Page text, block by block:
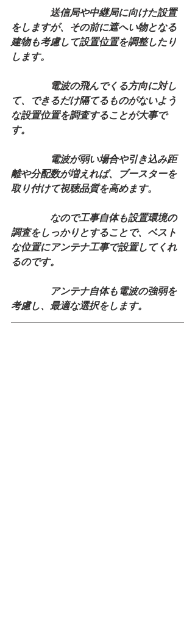
送信局や中継局に向けた設置
をしますが、その前に遮へい物となる
建物も考慮して設置位置を調整したり
します。
電波の飛んでくる方向に対し
て、できるだけ隔てるものがないよう
な設置位置を調査することが大事で
す。
電波が弱い場合や引き込み距
離や分配数が増えれば、ブースターを
取り付けて視聴品質を高めます。
なので工事自体も設置環境の
調査をしっかりとすることで、ベスト
な位置にアンテナ工事で設置してくれ
るのです。
アンテナ自体も電波の強弱を
考慮し、最適な選択をします。